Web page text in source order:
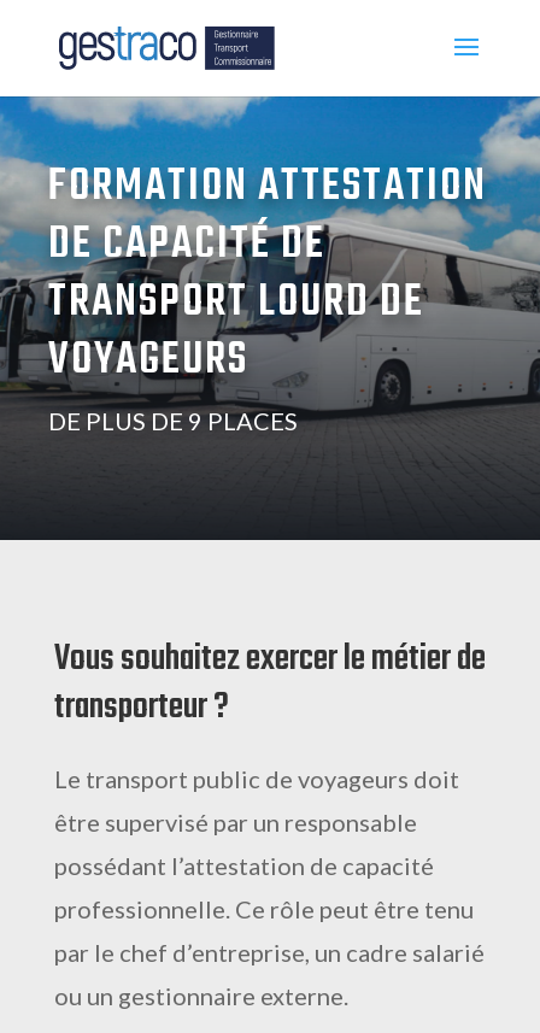
FORMATION ATTESTATION
DE CAPACITÉ DE
TRANSPORT LOURD DE
VOYAGEURS
DE PLUS DE 9 PLACES
Vous souhaitez exercer le métier de
transporteur ?
Le transport public de voyageurs doit
être supervisé par un responsable
possédant l’attestation de capacité
professionnelle. Ce rôle peut être tenu
par le chef d’entreprise, un cadre salarié
ou un gestionnaire externe.